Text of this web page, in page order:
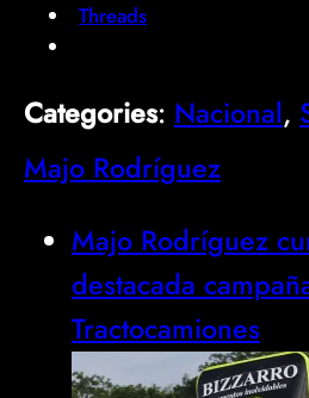
Threads
Categories: Nacional,
Majo Rodríguez
Majo Rodríguez
destacada
Tractocamiones